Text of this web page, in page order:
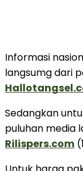
Informasi
langsumg dari
Sedangkan
puluhan media
Rilispers.com